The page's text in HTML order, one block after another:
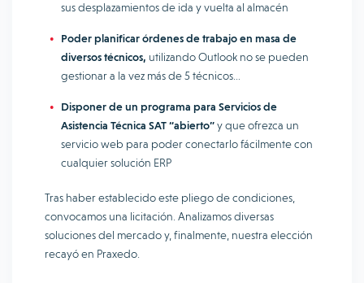
sus desplazamientos de ida y vuelta al almacén
Poder planificar órdenes de trabajo en masa de
diversos técnicos, utilizando Outlook no se pueden
gestionar a la vez más de 5 técnicos…
Disponer de un programa para Servicios de
Asistencia Técnica SAT “abierto”y que ofrezca un
servicio web para poder conectarlo fácilmente con
cualquier solución ERP
Tras haber establecido este pliego de condiciones,
convocamos una licitación. Analizamos diversas
soluciones del mercado y, finalmente, nuestra elección
recayó en Praxedo.